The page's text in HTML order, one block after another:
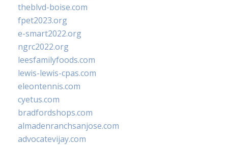
theblvd-boise.com
fpet2023.org
e-smart2022.org
ngrc2022.org
leesfamilyfoods.com
lewis-lewis-cpas.com
eleontennis.com
cyetus.com
bradfordshops.com
almadenranchsanjose.com
advocatevijay.com